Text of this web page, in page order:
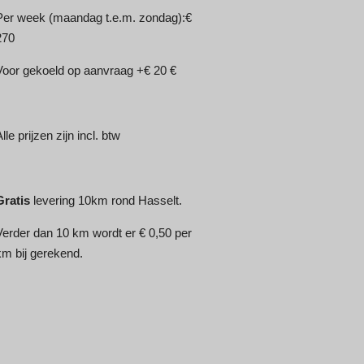
week (maandag t.e.m. zondag):€
gekoeld op aanvraag +€ 20 €
prijzen zijn incl. btw
levering 10km rond Hasselt.
dan 10 km wordt er € 0,50 per
bij gerekend.